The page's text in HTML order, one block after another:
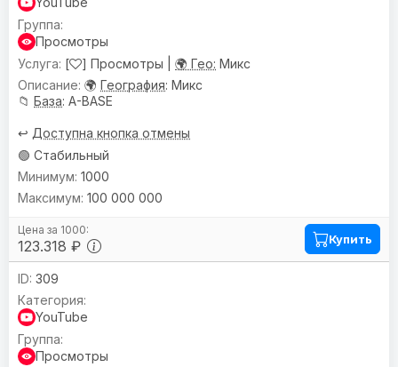
Просмотры
[
] Просмотры | 🌍 Гео: Микс
🌍 География: Микс
📁 База: A-BASE
↩️ Доступна кнопка отмены
🟢 Стабильный
123.318 ₽
1000
100 000 000
Купить
309
YouTube
Просмотры